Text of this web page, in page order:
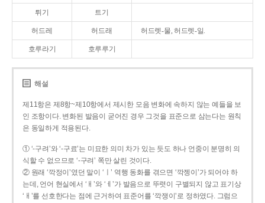
튀기 트기
허드레 허드래 허드렛-물, 허드렛-일.
호루라기 호루루기
해설
제11항은 제8항~제10항에서 제시한 모음 변화에 속하지 않는 예들을 보
인 조항이다. 변화된 발음이 굳어진 경우 그것을 표준으로 삼는다는 원칙
은 동일하게 적용된다.
① ‘-구려’와 ‘-구료’는 미묘한 의미 차가 있는 듯도 하나 언중이 분명히 의
식할 수 없으므로 ‘-구려’ 쪽만 살린 것이다.
② 원래 ‘깍정이’였던 말이 ‘ㅣ’ 역행 동화를 겪으면 ‘깍젱이’가 되어야 하
는데, 언어 현실에서 ‘ㅐ’와 ‘ㅔ’가 발음으로 뚜렷이 구별되지 않고 표기상
‘ㅐ’를 선호한다는 점에 근거하여 표준어를 ‘깍쟁이’로 정하였다. 그럼으